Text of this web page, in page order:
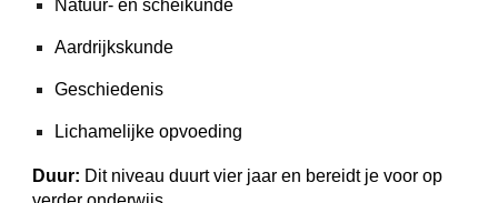
Natuur- en scheikunde
Aardrijkskunde
Geschiedenis
Lichamelijke opvoeding
Duur: Dit niveau duurt vier jaar en bereidt je voor op